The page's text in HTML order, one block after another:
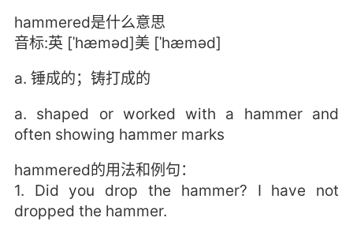
hammered是什么意思
音标:英 [ˈhæməd]美 [ˈhæməd]
a. 锤成的；铸打成的
a. shaped or worked with a hammer and
often showing hammer marks
hammered的用法和例句：
1. Did you drop the hammer? I have not
dropped the hammer.